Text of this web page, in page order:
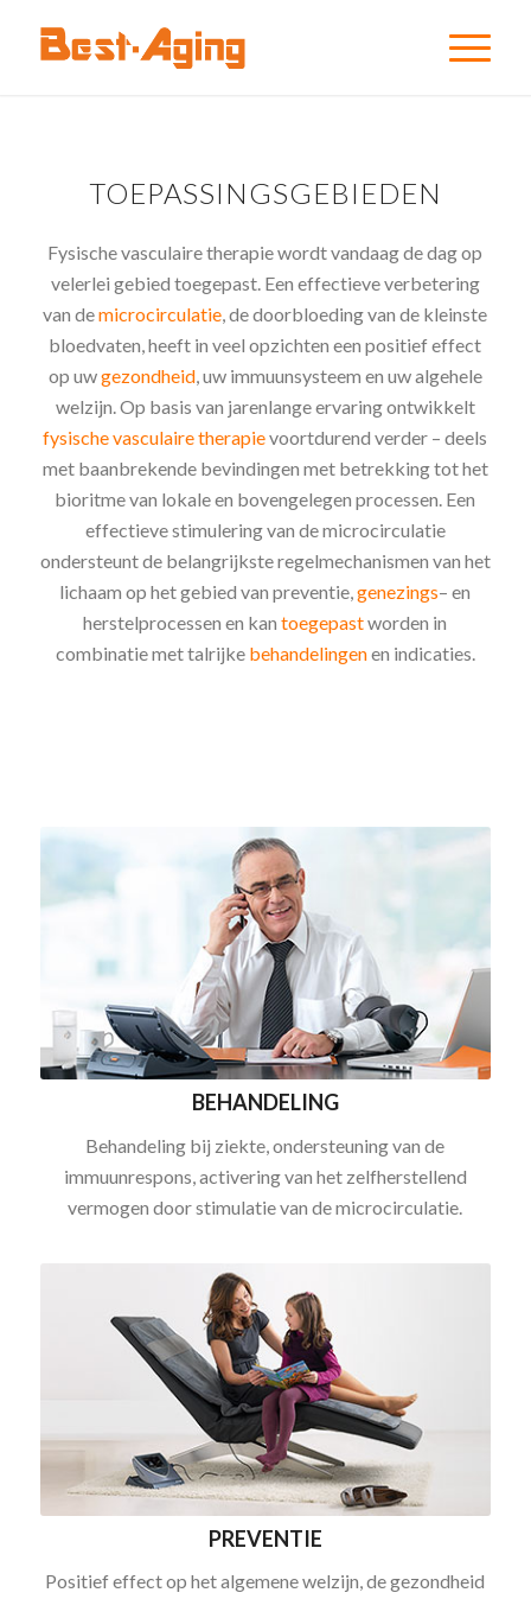
TOEPASSINGSGEBIEDEN
Fysische vasculaire therapie wordt vandaag de dag op
velerlei gebied toegepast. Een effectieve verbetering
van demicrocirculatie , de doorbloeding van de kleinste
bloedvaten, heeft in veel opzichten een positief effect
op uwgezondheid, uw immuunsysteem en uw algehele
welzijn. Op basis van jarenlange ervaring ontwikkelt
fysische vasculaire therapievoortdurend verder – deels
met baanbrekende bevindingen met betrekking tot het
bioritme van lokale en bovengelegen processen. Een
effectieve stimulering van de microcirculatie
ondersteunt de belangrijkste regelmechanismen van het
lichaam op het gebied van preventie,genezings– en
herstelprocessen en kantoegepastworden in
combinatie met talrijke behandelingenen indicaties.
BEHANDELING
Behandeling bij ziekte, ondersteuning van de
immuunrespons, activering van het zelfherstellend
vermogen door stimulatie van de microcirculatie.
PREVENTIE
Positief effect op het algemene welzijn, de gezondheid